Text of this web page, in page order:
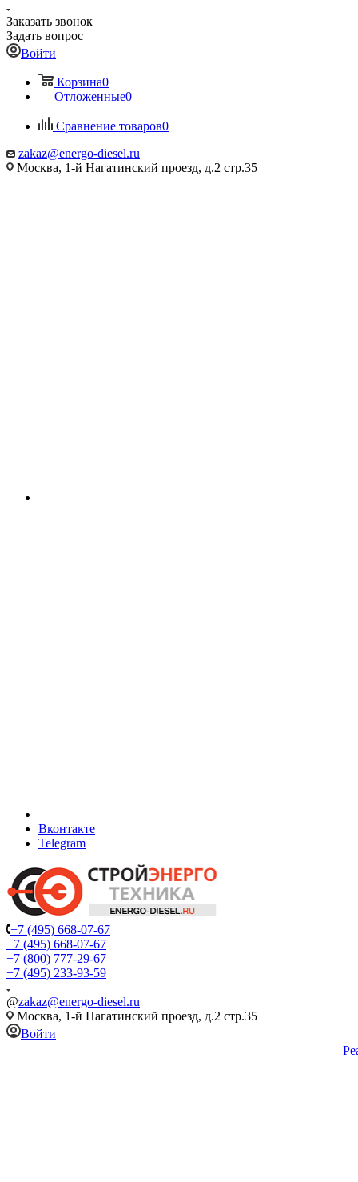
Заказать звонок
Задать вопрос
Войти
Корзина0
Отложенные0
Сравнение товаров0
zakaz@energo-diesel.ru
Москва, 1-й Нагатинский проезд, д.2 стр.35
Вконтакте
Telegram
+7 (495) 668-07-67
+7 (495) 668-07-67
+7 (800) 777-29-67
+7 (495) 233-93-59
@zakaz@energo-diesel.ru
Москва, 1-й Нагатинский проезд, д.2 стр.35
Войти